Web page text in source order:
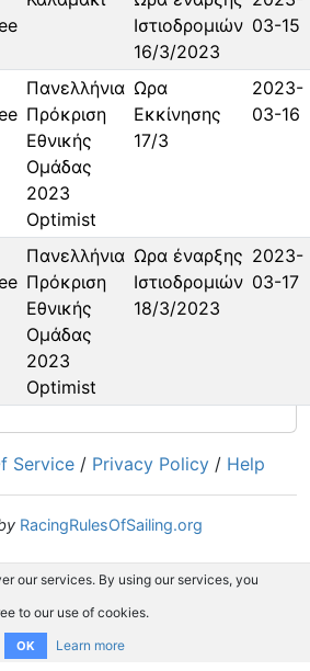
Ιστιοδρομιών
16/3/2023
03-15
Πανελλήνια
Πρόκριση
Εθνικής
Ομάδας
2023
Optimist
Ωρα
Εκκίνησης
17/3
2023-
03-16
Πανελλήνια
Πρόκριση
Εθνικής
Ομάδας
2023
Optimist
Ωρα έναρξης
Ιστιοδρομιών
18/3/2023
2023-
03-17
Service / Privacy Policy / Help
RacingRulesOfSailing.org
our services. By using our services, you
to our use of cookies.
OK Learn more